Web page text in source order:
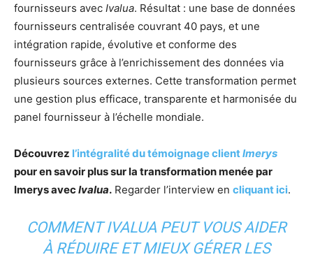
fournisseurs avec Ivalua. Résultat : une base de données
fournisseurs centralisée couvrant 40 pays, et une
intégration rapide, évolutive et conforme des
fournisseurs grâce à l’enrichissement des données via
plusieurs sources externes. Cette transformation permet
une gestion plus efficace, transparente et harmonisée du
panel fournisseur à l’échelle mondiale.
Découvrez l’intégralité du témoignage clientImerys
pour en savoir plus sur la transformation menée par
Imerys avecIvalua. Regarder l’interview en cliquant ici.
COMMENT IVALUA PEUT VOUS AIDER
À RÉDUIRE ET MIEUX GÉRER LES